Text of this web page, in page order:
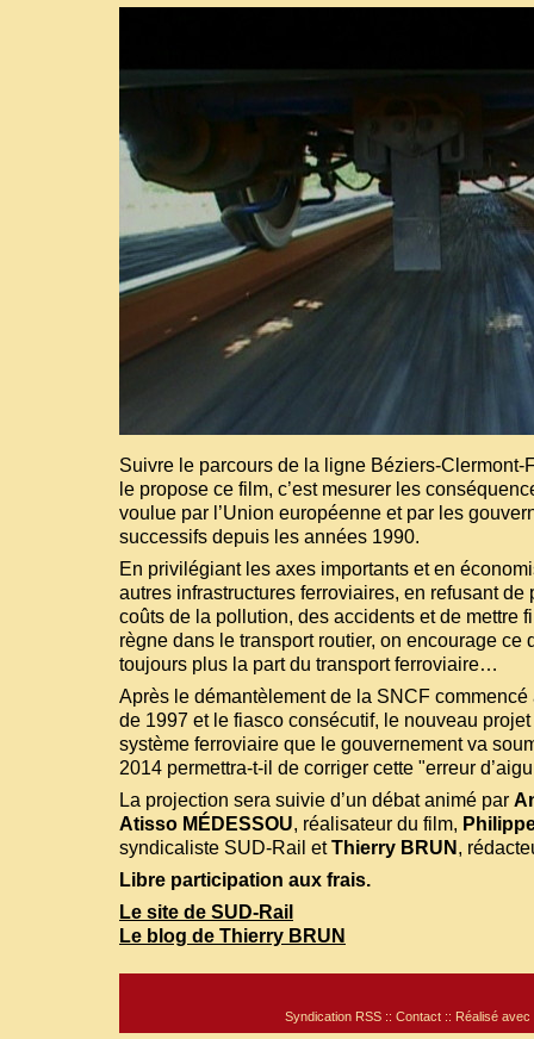
Suivre le parcours de la ligne Béziers-Clermont-
le propose ce film, c’est mesurer les
voulue par l’Union européenne et par les
successifs depuis les années 1990.
En privilégiant les axes importants et en
autres infrastructures ferroviaires, en refusant de
coûts de la pollution, des accidents et de mettre
règne dans le transport routier, on encourage ce
toujours plus la part du transport ferroviaire…
Après le démantèlement de la SNCF
de 1997 et le fiasco consécutif, le nouveau
système ferroviaire que le gouvernement va
2014 permettra-t-il de corriger cette "erreur
La projection sera suivie d’un débat animé par
Atisso MÉDESSOU, réalisateur du film,
syndicaliste SUD-Rail etThierry BRUN,
Libre participation aux frais.
Le site de SUD-Rail
Le blog de Thierry BRUN
Syndication RSS :: Contact :: Réalisé avec